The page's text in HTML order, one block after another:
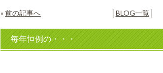
«前の記事へ BLOG一覧│
毎年恒例の・・・